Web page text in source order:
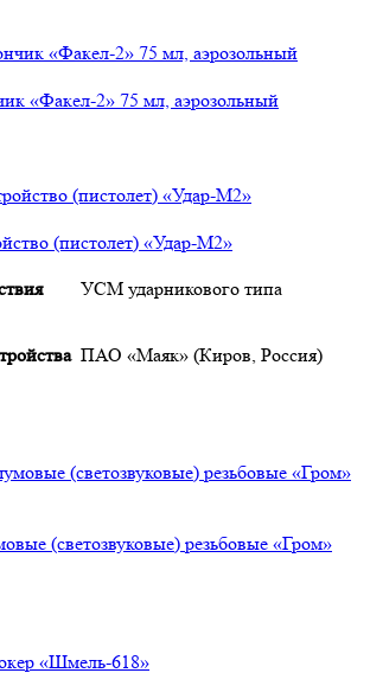
«Факел-2» 75 мл, аэрозольный
(пистолет) «Удар-М2»
УСМ ударникового типа
ПАО «Маяк» (Киров, Россия)
(светозвуковые) резьбовые «Гром»